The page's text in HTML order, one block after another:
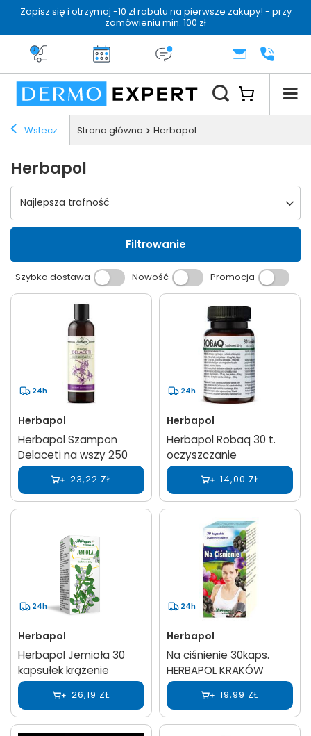
Zapisz się i otrzymaj -10 zł rabatu na pierwsze zakupy! - przy
zamówieniu min. 100 zł
Darmowa dostawa od 199 zł
14 dni na zwrotDermo konsultacjaKONTAKT+48 222
Wstecz Strona główna Herbapol
Herbapol
Wybierz sortowanie
Najlepsza trafność
Filtrowanie
Szybka dostawa Nowość Promocja
24h
Herbapol
Herbapol Szampon
Delaceti na wszy 250
23,22 ZŁ
24h
Herbapol
Herbapol Robaq 30 t.
oczyszczanie
14,00 ZŁ
24h
Herbapol
Herbapol Jemioła 30
kapsułek krążenie
26,19 ZŁ
24h
Herbapol
Na ciśnienie 30kaps.
HERBAPOL KRAKÓW
19,99 ZŁ